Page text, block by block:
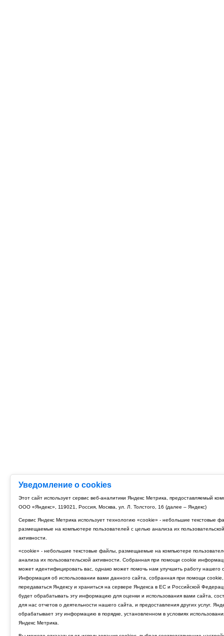
Уведомление о cookies
Этот сайт использует сервис веб-аналитики Яндекс Метрика, предоставляемый
ООО «Яндекс», 119021, Россия, Москва, ул. Л. Толстого, 16 (далее – Яндекс)
Сервис Яндекс Метрика использует технологию «cookie» - небольшие текстовые
размещаемые на компьютере пользователей с целью анализа их пользовательской
активности.
«cookie» - небольшие текстовые файлы, размещаемые на компьютере
анализа их пользовательской активности. Собранная при помощи cookie
может идентифицировать вас, однако может помочь нам улучшить работу нашего
Информация об использовании вами данного сайта, собранная при помощи cookie,
передаваться Яндексу и храниться на сервере Яндекса в ЕС и Российской
будет обрабатывать эту информацию для оценки и использования вами сайта,
для нас отчетов о деятельности нашего сайта, и предоставления других услуг.
обрабатывает эту информацию в порядке, установленном в условиях
Яндекс Метрика.